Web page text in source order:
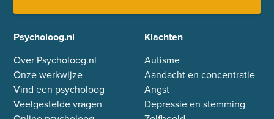
Psycholoog.nl
Over Psycholoog.nl
Onze werkwijze
Vind een psycholoog
Veelgestelde vragen
Klachten
Autisme
Aandacht en concentratie
Angst
Depressie en stemming